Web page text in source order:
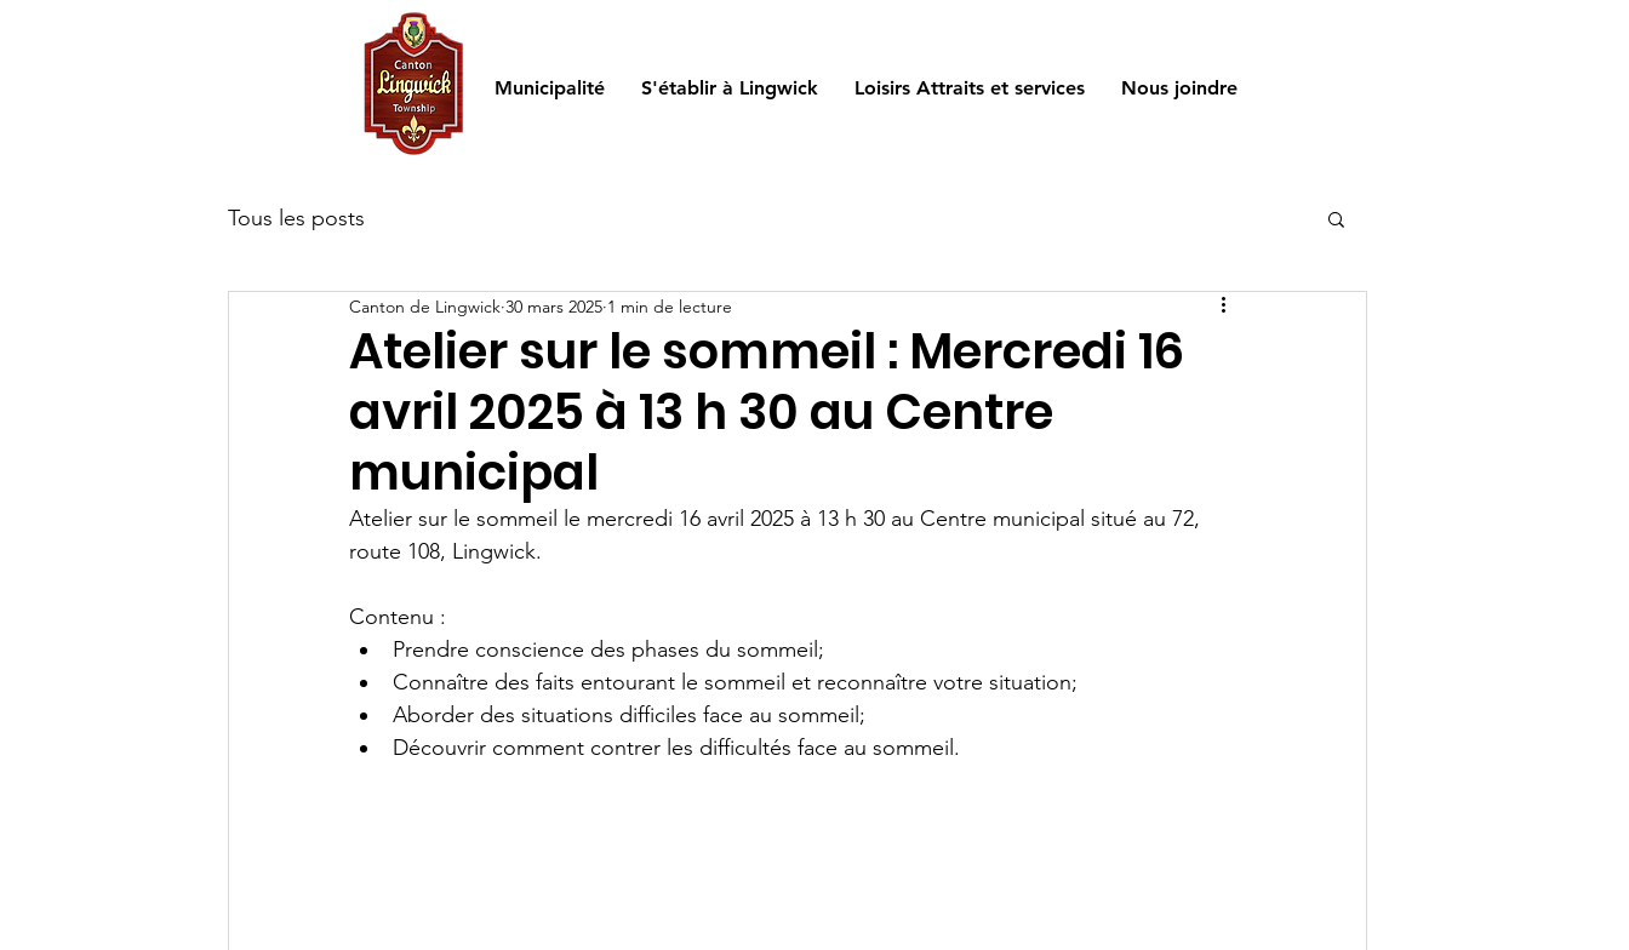
Accueil Municipalité S'établir à Lingwick Loisirs Attraits et services Nous joindre
Tous les posts
Atelier sur le sommeil : Mercredi 16
avril 2025 à 13 h 30 au Centre
municipal
Canton de Lingwick 30 mars 2025 1 min de lecture
Atelier sur le sommeil le mercredi 16 avril 2025 à 13 h 30 au Centre municipal situé au 72,
route 108, Lingwick.
Contenu :
Prendre conscience des phases du sommeil;
Connaître des faits entourant le sommeil et reconnaître votre situation;
Aborder des situations difficiles face au sommeil;
Découvrir comment contrer les difficultés face au sommeil.